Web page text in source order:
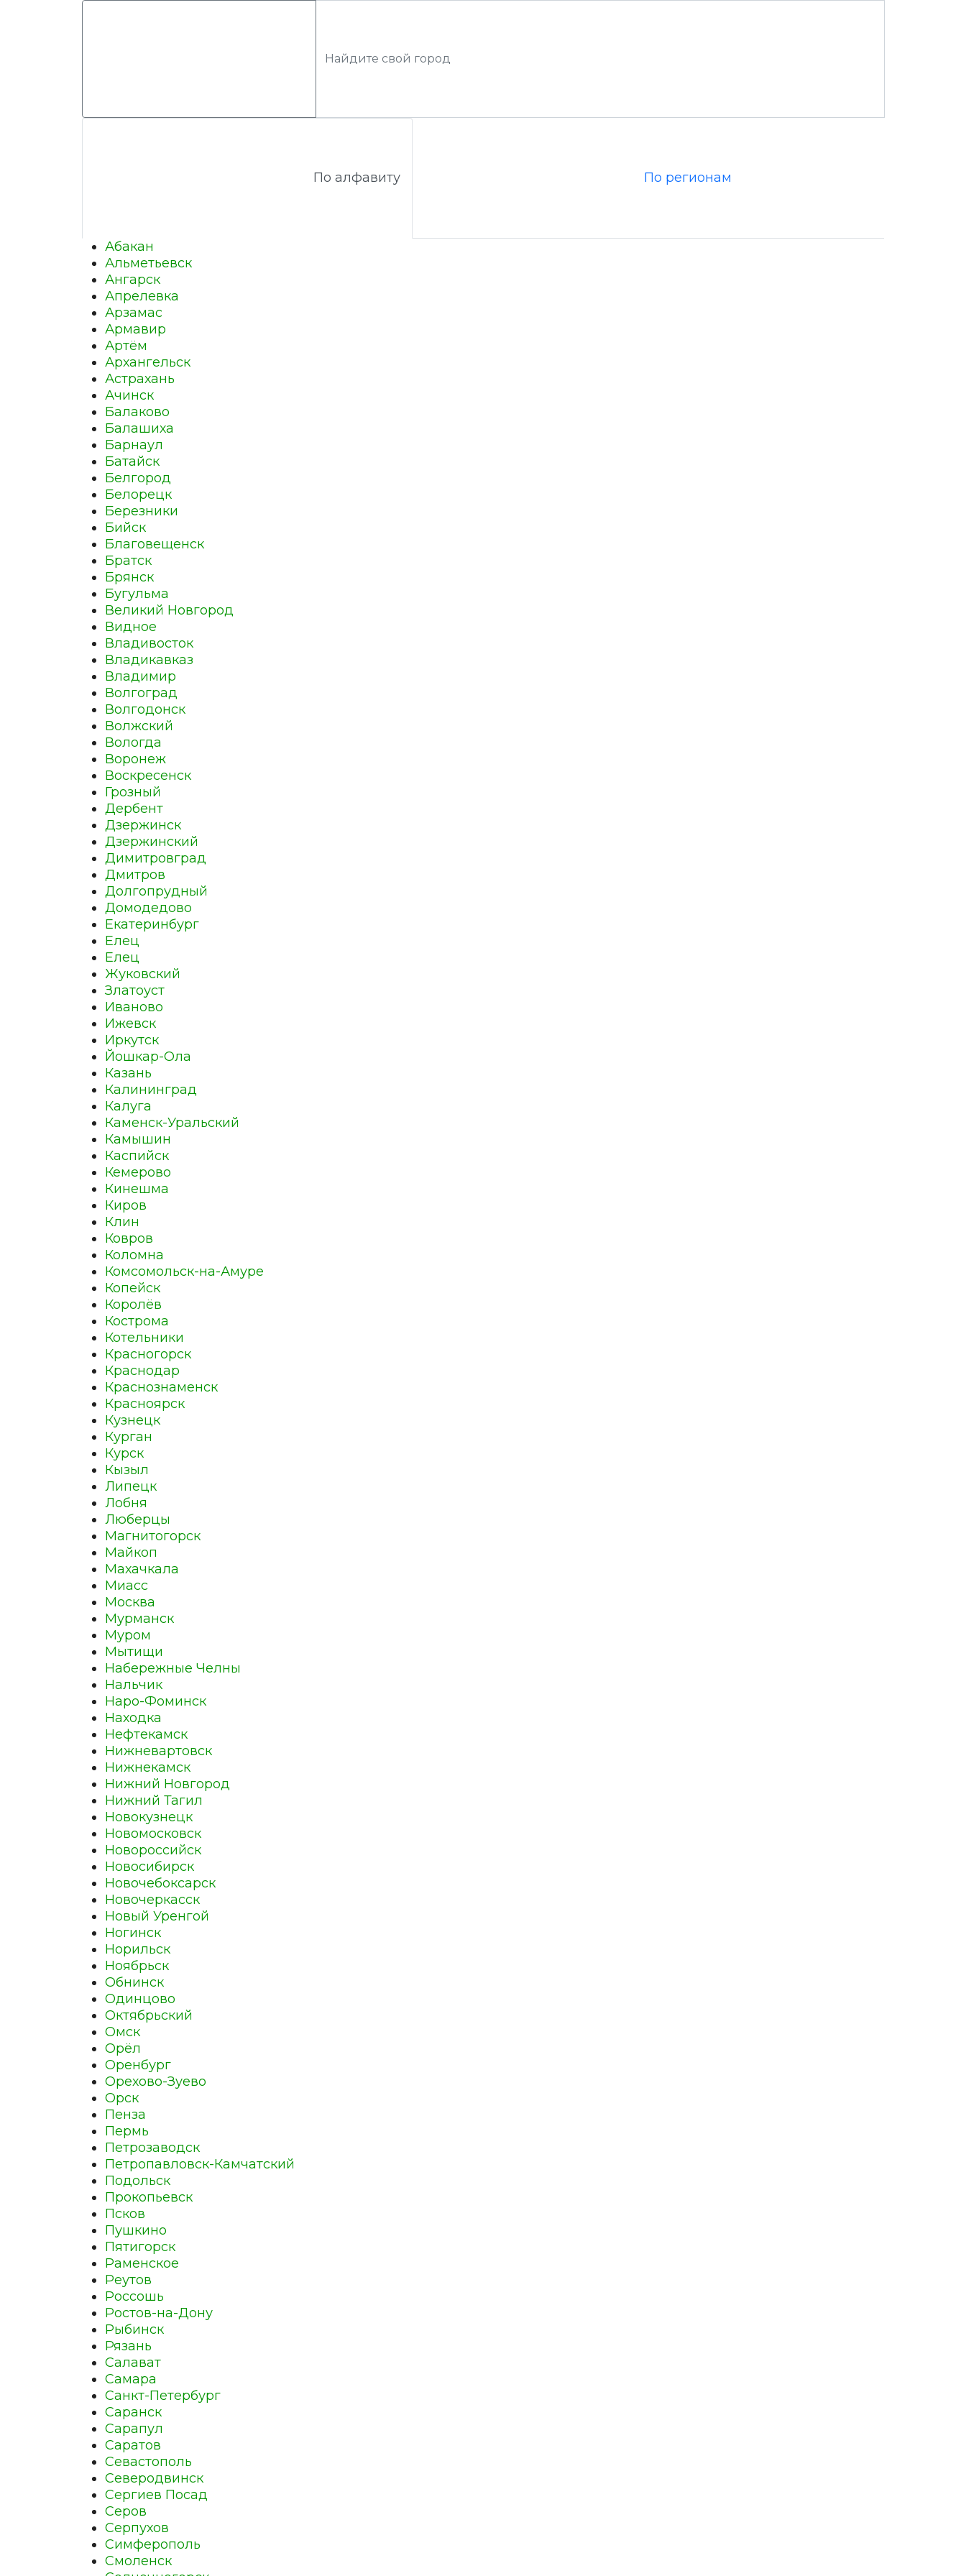
По алфавиту По регионам
Абакан
Альметьевск
Ангарск
Апрелевка
Арзамас
Армавир
Артём
Архангельск
Астрахань
Ачинск
Балаково
Балашиха
Барнаул
Батайск
Белгород
Белорецк
Березники
Бийск
Благовещенск
Братск
Брянск
Бугульма
Великий Новгород
Видное
Владивосток
Владикавказ
Владимир
Волгоград
Волгодонск
Волжский
Вологда
Воронеж
Воскресенск
Грозный
Дербент
Дзержинск
Дзержинский
Димитровград
Дмитров
Долгопрудный
Домодедово
Екатеринбург
Елец
Елец
Жуковский
Златоуст
Иваново
Ижевск
Иркутск
Йошкар-Ола
Казань
Калининград
Калуга
Каменск-Уральский
Камышин
Каспийск
Кемерово
Кинешма
Киров
Клин
Ковров
Коломна
Комсомольск-на-Амуре
Копейск
Королёв
Кострома
Котельники
Красногорск
Краснодар
Краснознаменск
Красноярск
Кузнецк
Курган
Курск
Кызыл
Липецк
Лобня
Люберцы
Магнитогорск
Майкоп
Махачкала
Миасс
Москва
Мурманск
Муром
Мытищи
Набережные Челны
Нальчик
Наро-Фоминск
Находка
Нефтекамск
Нижневартовск
Нижнекамск
Нижний Новгород
Нижний Тагил
Новокузнецк
Новомосковск
Новороссийск
Новосибирск
Новочебоксарск
Новочеркасск
Новый Уренгой
Ногинск
Норильск
Ноябрьск
Обнинск
Одинцово
Октябрьский
Омск
Орёл
Оренбург
Орехово-Зуево
Орск
Пенза
Пермь
Петрозаводск
Петропавловск-Камчатский
Подольск
Прокопьевск
Псков
Пушкино
Пятигорск
Раменское
Реутов
Россошь
Ростов-на-Дону
Рыбинск
Рязань
Салават
Самара
Санкт-Петербург
Саранск
Сарапул
Саратов
Севастополь
Северодвинск
Сергиев Посад
Серов
Серпухов
Симферополь
Смоленск